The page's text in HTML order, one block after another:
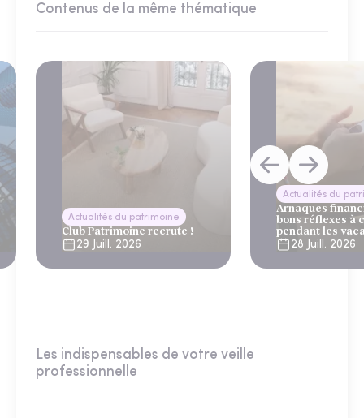
Contenus de la même thématique
Actualités du patrimoine
Club Patrimoine recrute !
29 Juill. 2026
Actualités du
Arnaques
bons réflexes à
pendant les
28 Juill. 2026
Les indispensables de votre veille
professionnelle